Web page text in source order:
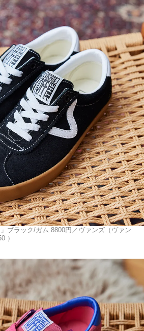
ブラック/ガム 8800円／ヴァンズ（ヴァン
）